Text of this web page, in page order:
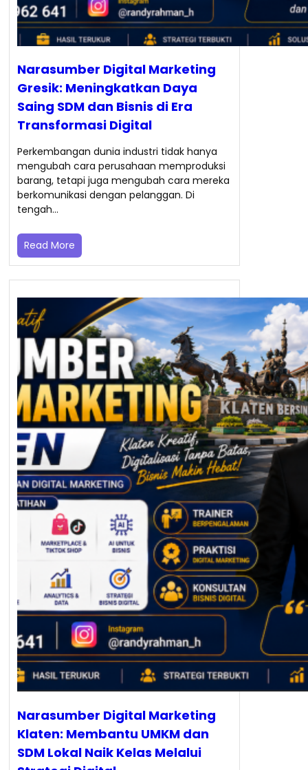
Narasumber Digital Marketing
Gresik: Meningkatkan Daya
Saing SDM dan Bisnis di Era
Transformasi Digital
Perkembangan dunia industri tidak hanya
mengubah cara perusahaan memproduksi
barang, tetapi juga mengubah cara mereka
berkomunikasi dengan pelanggan. Di
tengah…
Read More
Narasumber Digital Marketing
Klaten: Membantu UMKM dan
SDM Lokal Naik Kelas Melalui